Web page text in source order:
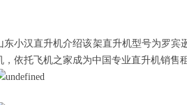
东小汉直升机介绍该架直升机型号为罗宾
，依托飞机之家成为中国专业直升机销售